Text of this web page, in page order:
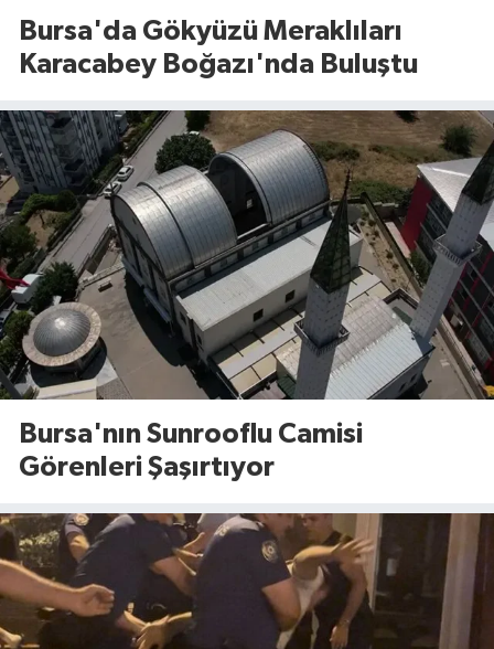
Bursa'da Gökyüzü Meraklıları
Karacabey Boğazı'nda Buluştu
Bursa'nın Sunrooflu Camisi
Görenleri Şaşırtıyor